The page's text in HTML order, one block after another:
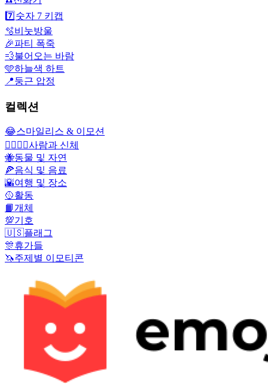
7️⃣ 숫자 7 키캡
🫧비눗방울
🎉파티 폭죽
💨불어오는 바람
🩵하늘색 하트
📍둥근 압정
컬렉션
😂스마일리스 & 이모션
👩‍❤️‍💋‍👨사람과 신체
🐝동물 및 자연
🍕음식 및 음료
🌇여행 및 장소
🥎활동
📙개체
💯기호
🇺🇸플래그
🎊휴가들
🦄주제별 이모티콘